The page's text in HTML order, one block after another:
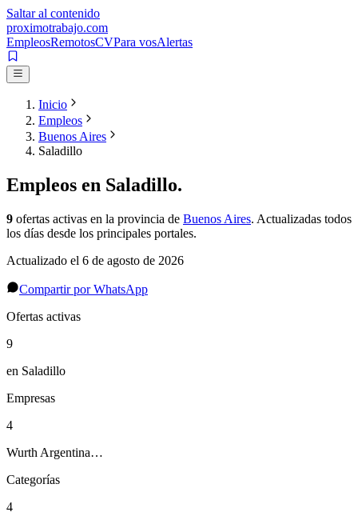
Saltar al contenido
proximotrabajo.com
EmpleosRemotosCVPara vosAlertas
Inicio
Empleos
Buenos Aires
Saladillo
Empleos en Saladillo.
9 ofertas activas en la provincia de Buenos Aires. Actualizadas todos
los días desde los principales portales.
Actualizado el 6 de agosto de 2026
Compartir por WhatsApp
Ofertas activas
9
en Saladillo
Empresas
4
Wurth Argentina…
Categorías
4